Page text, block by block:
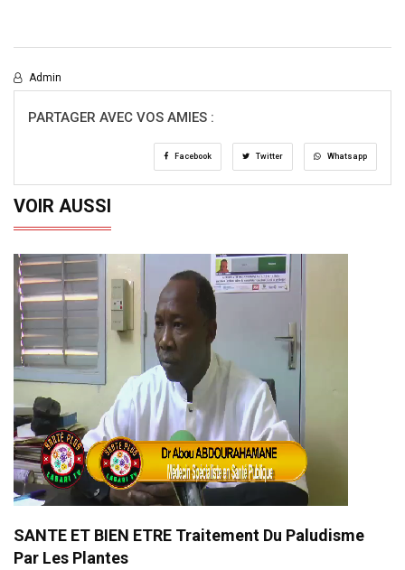
Admin
PARTAGER AVEC VOS AMIES :
Facebook Twitter Whatsapp
VOIR AUSSI
SANTE ET BIEN ETRE Traitement Du Paludisme
Par Les Plantes